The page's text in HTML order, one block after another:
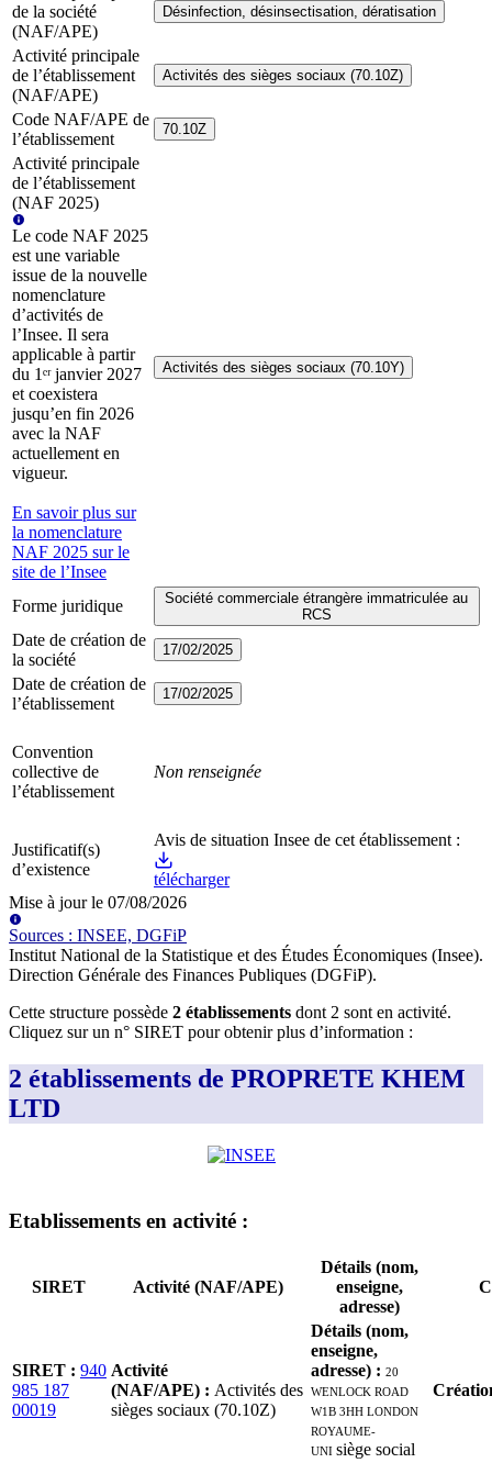
de la société
(NAF/APE)
Désinfection, désinsectisation, dératisation
Activité principale
de l’établissement
(NAF/APE)
Activités des sièges sociaux (70.10Z)
Code NAF/APE de
l’établissement
70.10Z
Activité principale
de l’établissement
(NAF 2025)
Le code NAF 2025
est une variable
issue de la nouvelle
nomenclature
d’activités de
l’Insee. Il sera
applicable à partir
du 1ᵉʳ janvier 2027
et coexistera
jusqu’en fin 2026
avec la NAF
actuellement en
vigueur.
En savoir plus sur
la nomenclature
NAF 2025 sur le
site de l’Insee
Activités des sièges sociaux (70.10Y)
Forme juridique
Société commerciale étrangère immatriculée au
RCS
Date de création de
la société
17/02/2025
Date de création de
l’établissement
17/02/2025
Convention
collective de
l’établissement
Non renseignée
Justificatif(s)
d’existence
Avis de situation Insee de cet établissement :
télécharger
Mise à jour le 07/08/2026
Sources : INSEE, DGFiP
Institut National de la Statistique et des Études Économiques (Insee).
Direction Générale des Finances Publiques (DGFiP).
Cette structure possède 2 établissements dont 2 sont en activité.
Cliquez sur un n° SIRET pour obtenir plus d’information :
2 établissements de PROPRETE KHEM
LTD
Etablissements en activité :
SIRET Activité (NAF/APE)
Détails (nom,
enseigne,
adresse)
SIRET : 940
985 187
00019
Activité
(NAF/APE) : Activités des
sièges sociaux (70.10Z)
Détails (nom,
enseigne,
adresse) : 20
WENLOCK ROAD
W1B 3HH LONDON
ROYAUME-
UNIsiège social